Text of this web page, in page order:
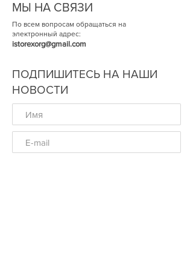
МЫ НА СВЯЗИ
По всем вопросам обращаться на
электронный адрес:
istorexorg@gmail.com
ПОДПИШИТЕСЬ НА НАШИ
НОВОСТИ